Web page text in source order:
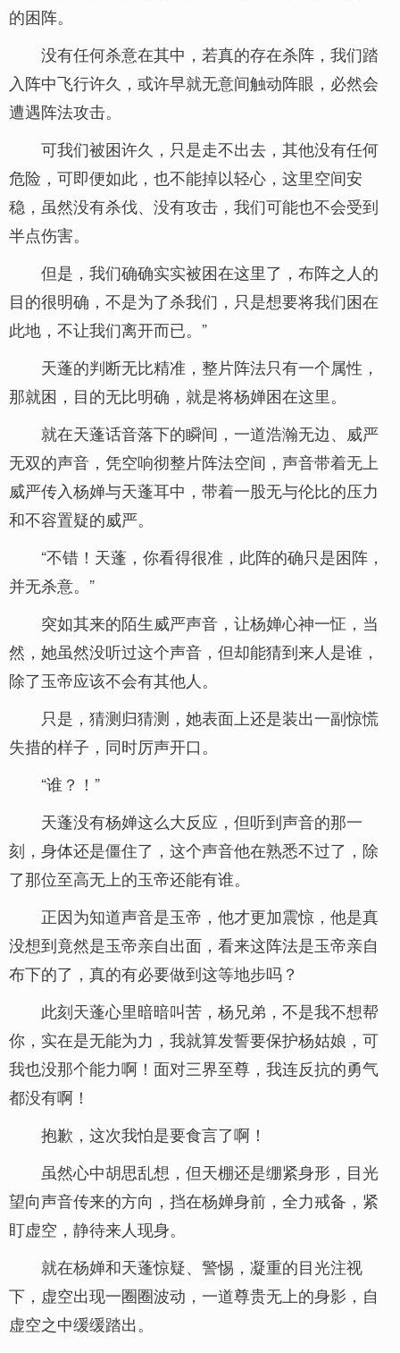
的困阵。
没有任何杀意在其中，若真的存在杀阵，我们踏
入阵中飞行许久，或许早就无意间触动阵眼，必然会
遭遇阵法攻击。
可我们被困许久，只是走不出去，其他没有任何
危险，可即便如此，也不能掉以轻心，这里空间安
稳，虽然没有杀伐、没有攻击，我们可能也不会受到
半点伤害。
但是，我们确确实实被困在这里了，布阵之人的
目的很明确，不是为了杀我们，只是想要将我们困在
此地，不让我们离开而已。”
天蓬的判断无比精准，整片阵法只有一个属性，
那就困，目的无比明确，就是将杨婵困在这里。
就在天蓬话音落下的瞬间，一道浩瀚无边、威严
无双的声音，凭空响彻整片阵法空间，声音带着无上
威严传入杨婵与天蓬耳中，带着一股无与伦比的压力
和不容置疑的威严。
“不错！天蓬，你看得很准，此阵的确只是困阵，
并无杀意。”
突如其来的陌生威严声音，让杨婵心神一怔，当
然，她虽然没听过这个声音，但却能猜到来人是谁，
除了玉帝应该不会有其他人。
只是，猜测归猜测，她表面上还是装出一副惊慌
失措的样子，同时厉声开口。
“谁？！”
天蓬没有杨婵这么大反应，但听到声音的那一
刻，身体还是僵住了，这个声音他在熟悉不过了，除
了那位至高无上的玉帝还能有谁。
正因为知道声音是玉帝，他才更加震惊，他是真
没想到竟然是玉帝亲自出面，看来这阵法是玉帝亲自
布下的了，真的有必要做到这等地步吗？
此刻天蓬心里暗暗叫苦，杨兄弟，不是我不想帮
你，实在是无能为力，我就算发誓要保护杨姑娘，可
我也没那个能力啊！面对三界至尊，我连反抗的勇气
都没有啊！
抱歉，这次我怕是要食言了啊！
虽然心中胡思乱想，但天棚还是绷紧身形，目光
望向声音传来的方向，挡在杨婵身前，全力戒备，紧
盯虚空，静待来人现身。
就在杨婵和天蓬惊疑、警惕，凝重的目光注视
下，虚空出现一圈圈波动，一道尊贵无上的身影，自
虚空之中缓缓踏出。